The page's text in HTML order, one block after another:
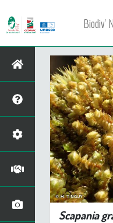
Biodiv'
Scapania